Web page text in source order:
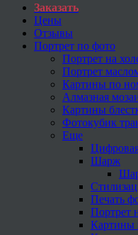
Заказать
Цены
Отзывы
Портрет по фото
Портрет на
Портрет
Картины по
Алмазная
Картины
Фотокубик
Еще
Шарж
Печать
Портрет
Картины